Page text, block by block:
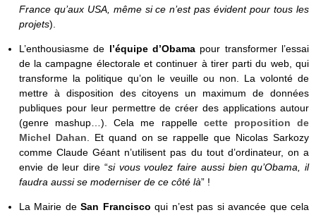
France qu’aux USA, même si ce n’est pas évident pour tous les
projets).
L’enthousiasme de l’équipe d’Obamapour transformer l’essai
de la campagne électorale et continuer à tirer parti du web, qui
transforme la politique qu’on le veuille ou non. La volonté de
mettre à disposition des citoyens un maximum de données
publiques pour leur permettre de créer des applications autour
(genre mashup…). Cela me rappelle cette proposition de
Michel Dahan . Et quand on se rappelle que Nicolas Sarkozy
comme Claude Géant n’utilisent pas du tout d’ordinateur, on a
envie de leur dire “si vous voulez faire aussi bien qu’Obama, il
faudra aussi se moderniser de ce côté là” !
La Mairie deSan Francisco qui n’est pas si avancée que cela